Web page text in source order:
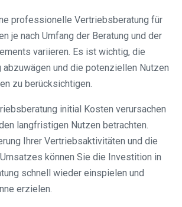
professionelle Vertriebsberatung für
je nach Umfang der Beratung und der
variieren. Es ist wichtig, die
und die potenziellen Nutzen
zu berücksichtigen.
initial Kosten verursachen
langfristigen Nutzen betrachten.
Ihrer Vertriebsaktivitäten und die
können Sie die Investition in
schnell wieder einspielen und
erzielen.